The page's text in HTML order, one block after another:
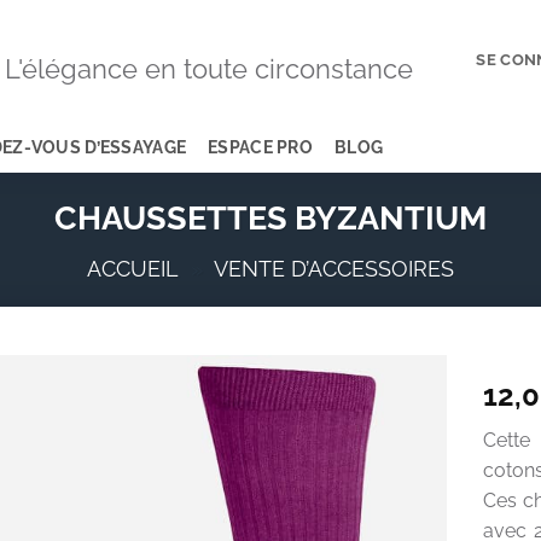
L'élégance en toute circonstance SE
VOUS D’ESSAYAGE ESPACE PRO BLOG
CHAUSSETTES BYZANTIUM
ACCUEIL VENTE D’ACCESSOIRES
Cette
Ces
avec